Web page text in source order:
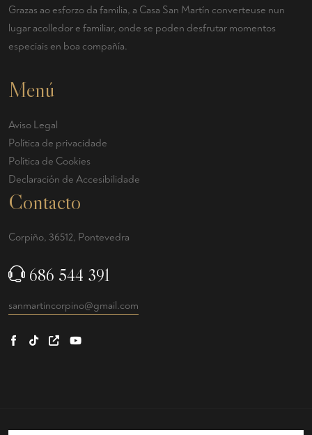
Grazas ao esforzo da familia, a Casa San Martín converteuse nun
lugar acolledor e familiar, onde se poden desfrutar momentos
especiais en boa compañía.
Menú
Aviso Legal
Política de privacidade
Política de Cookies
Declaración de Accesibilidade
Contacto
Corpiño, 36512, Pontevedra
686 544 391
sanmartincorpino@gmail.com